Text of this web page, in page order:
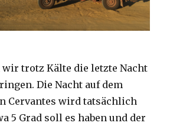
wir trotz Kälte die letzte Nacht
Die Nacht auf dem
Cervantes wird tatsächlich
5 Grad soll es haben und der